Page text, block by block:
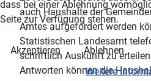
auch Haushalte der
Amtes aufgefordert werden
Statistischen Landesamt
schriftlich Auskunft zu
Antworten können die
dass bei einer Ablehnung
Seite zur Verfügung stehen.
Akzeptieren
Ablehnen
Weitere